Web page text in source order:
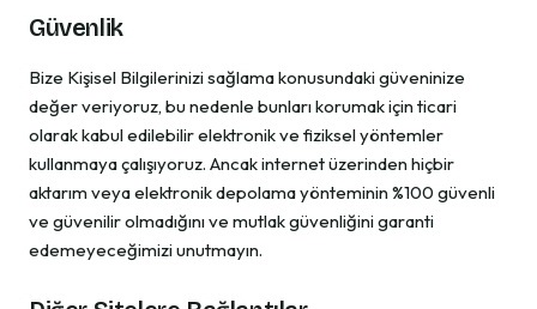
Güvenlik
Bize Kişisel Bilgilerinizi sağlama konusundaki güveninize
değer veriyoruz, bu nedenle bunları korumak için ticari
olarak kabul edilebilir elektronik ve fiziksel yöntemler
kullanmaya çalışıyoruz. Ancak internet üzerinden hiçbir
aktarım veya elektronik depolama yönteminin %100 güvenli
ve güvenilir olmadığını ve mutlak güvenliğini garanti
edemeyeceğimizi unutmayın.